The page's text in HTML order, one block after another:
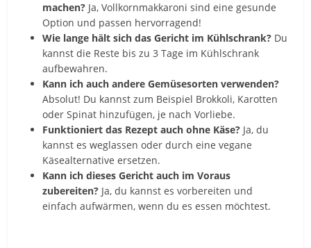
machen? Ja, Vollkornmakkaroni sind eine gesunde
Option und passen hervorragend!
Wie lange hält sich das Gericht im Kühlschrank? Du
kannst die Reste bis zu 3 Tage im Kühlschrank
aufbewahren.
Kann ich auch andere Gemüsesorten verwenden?
Absolut! Du kannst zum Beispiel Brokkoli, Karotten
oder Spinat hinzufügen, je nach Vorliebe.
Funktioniert das Rezept auch ohne Käse? Ja, du
kannst es weglassen oder durch eine vegane
Käsealternative ersetzen.
Kann ich dieses Gericht auch im Voraus
zubereiten? Ja, du kannst es vorbereiten und
einfach aufwärmen, wenn du es essen möchtest.